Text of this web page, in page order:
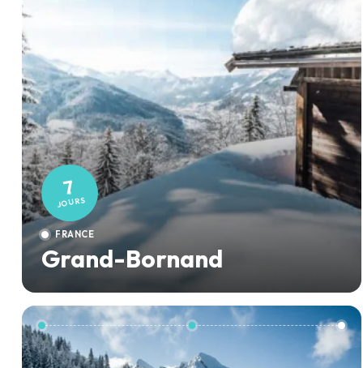
7
JOURS
FRANCE
Grand-Bornand